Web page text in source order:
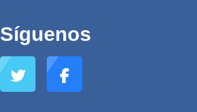
Síguenos